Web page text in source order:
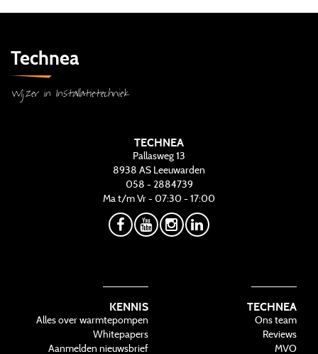
Technea
Wijzer in Installatietechniek
TECHNEA
Pallasweg 13
8938 AS Leeuwarden
058 - 2884739
Ma t/m Vr - 07:30 - 17:00
KENNIS
Alles over warmtepompen
Whitepapers
Aanmelden nieuwsbrief
TECHNEA
Ons team
Reviews
MVO